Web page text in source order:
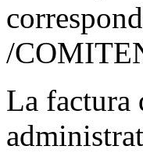
/
La factura